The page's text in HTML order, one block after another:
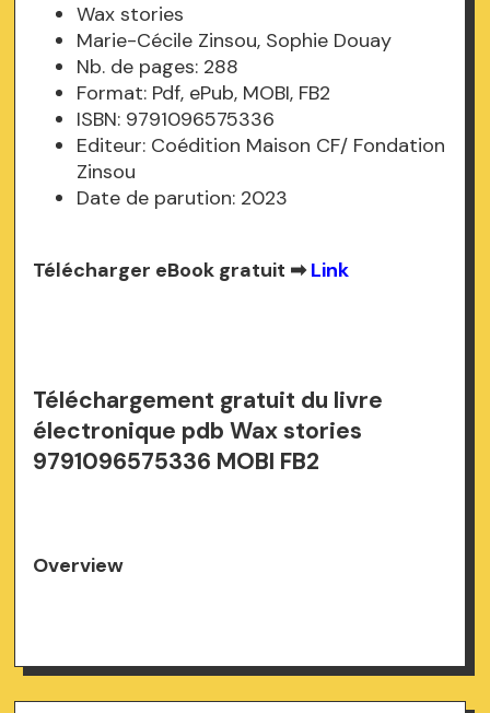
Wax stories
Marie-Cécile Zinsou, Sophie Douay
Nb. de pages: 288
Format: Pdf, ePub, MOBI, FB2
ISBN: 9791096575336
Editeur: Coédition Maison CF/ Fondation
Zinsou
Date de parution: 2023
Télécharger eBook gratuit ➡Link
Téléchargement gratuit du livre
électronique pdb Wax stories
9791096575336 MOBI FB2
Overview